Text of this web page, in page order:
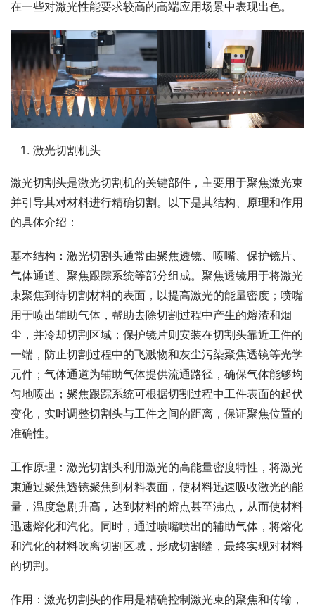
在一些对激光性能要求较高的高端应用场景中表现出色。
激光切割机头
激光切割头是激光切割机的关键部件，主要用于聚焦激光束
并引导其对材料进行精确切割。以下是其结构、原理和作用
的具体介绍：
基本结构：激光切割头通常由聚焦透镜、喷嘴、保护镜片、
气体通道、聚焦跟踪系统等部分组成。聚焦透镜用于将激光
束聚焦到待切割材料的表面，以提高激光的能量密度；喷嘴
用于喷出辅助气体，帮助去除切割过程中产生的熔渣和烟
尘，并冷却切割区域；保护镜片则安装在切割头靠近工件的
一端，防止切割过程中的飞溅物和灰尘污染聚焦透镜等光学
元件；气体通道为辅助气体提供流通路径，确保气体能够均
匀地喷出；聚焦跟踪系统可根据切割过程中工件表面的起伏
变化，实时调整切割头与工件之间的距离，保证聚焦位置的
准确性。
工作原理：激光切割头利用激光的高能量密度特性，将激光
束通过聚焦透镜聚焦到材料表面，使材料迅速吸收激光的能
量，温度急剧升高，达到材料的熔点甚至沸点，从而使材料
迅速熔化和汽化。同时，通过喷嘴喷出的辅助气体，将熔化
和汽化的材料吹离切割区域，形成切割缝，最终实现对材料
的切割。
作用：激光切割头的作用是精确控制激光束的聚焦和传输，